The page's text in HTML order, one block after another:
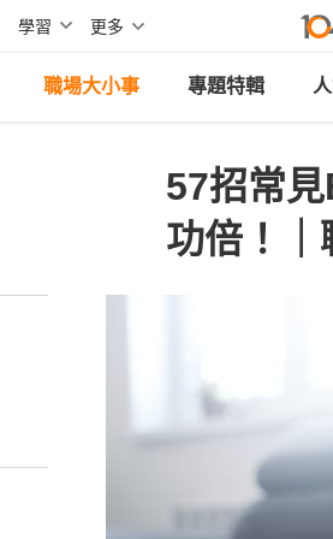
學習 更多
職場大小事 專題特輯
57招常
功倍！｜